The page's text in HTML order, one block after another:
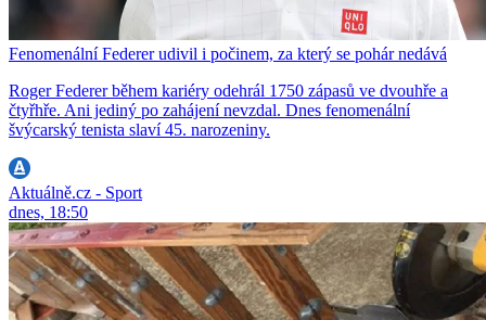
Fenomenální Federer udivil i počinem, za který se pohár nedává
Roger Federer během kariéry odehrál 1750 zápasů ve dvouhře a
čtyřhře. Ani jediný po zahájení nevzdal. Dnes fenomenální
švýcarský tenista slaví 45. narozeniny.
Aktuálně.cz - Sport
dnes, 18:50